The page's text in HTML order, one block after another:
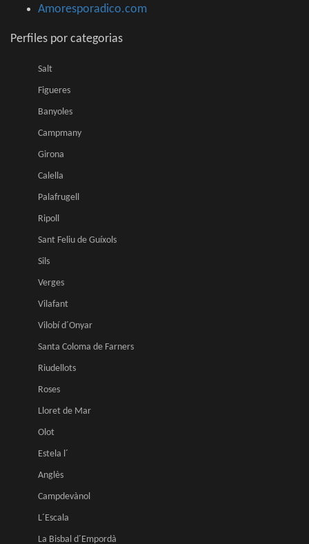
Amoresporadico.com
Perfiles por categorias
Salt
Figueres
Banyoles
Campmany
Girona
Calella
Palafrugell
Ripoll
Sant Feliu de Guíxols
Sils
Verges
Vilafant
Vilobí d´Onyar
Santa Coloma de Farners
Riudellots
Roses
Lloret de Mar
Olot
Estela l´
Anglès
Campdevànol
L´Escala
La Bisbal d´Empordà